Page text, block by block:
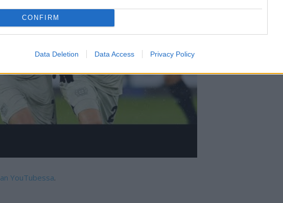
CONFIRM
Data Deletion Data Access Privacy Policy
YouTubessa.